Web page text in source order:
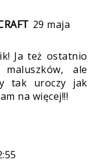
29 maja
Ja też ostatnio
ale
tak uroczy jak
na więcej!!!